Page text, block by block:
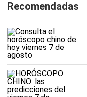
Recomendadas